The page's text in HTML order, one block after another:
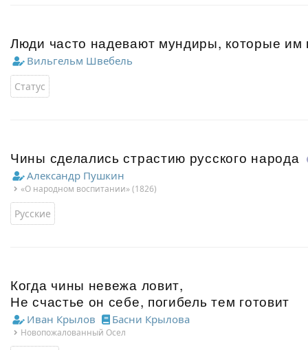
Люди часто надевают мундиры, которые им
Вильгельм Швебель
Статус
Чины сделались страстию русского народа
Александр Пушкин
«О народном воспитании» (1826)
Русские
Когда чины невежа ловит,
Не счастье он себе, погибель тем готовит
Иван Крылов Басни Крылова
Новопожалованный Осел